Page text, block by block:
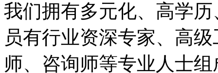
我们拥有多元化、高学
员有行业资深专家、高
师、咨询师等专业人士